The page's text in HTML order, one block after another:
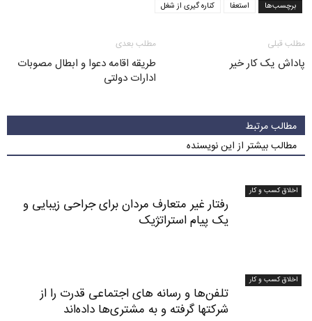
برچسب‌ها استعفا کناره گیری از شغل
مطلب قبلی
پاداش یک کار خیر
مطلب بعدی
طریقه اقامه دعوا و ابطال مصوبات
ادارات دولتی
مطالب مرتبط
مطالب بیشتر از این نویسنده
اخلاق کسب و کار
رفتار غیر متعارف مردان برای جراحی زیبایی و
یک پیام استراتژیک
اخلاق کسب و کار
تلفن‌ها و رسانه های اجتماعی قدرت را از
شرکتها گرفته و به مشتری‌ها داده‌اند